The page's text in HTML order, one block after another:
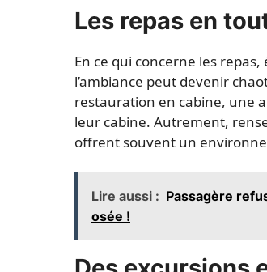
Les repas en
En ce qui concerne les
l’ambiance peut devenir
restauration en cabine, une
leur cabine. Autrement,
offrent souvent un
Lire aussi : Passagère
osée !